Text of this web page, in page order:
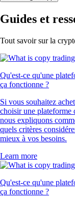
Guides et
Tout savoir sur la
Qu'est-ce qu'une
ça fonctionne ?
Si vous souhaitez
choisir une plateforme
nous expliquons
quels critères
mieux à vos besoins.
Learn more
Qu'est-ce qu'une
ça fonctionne ?